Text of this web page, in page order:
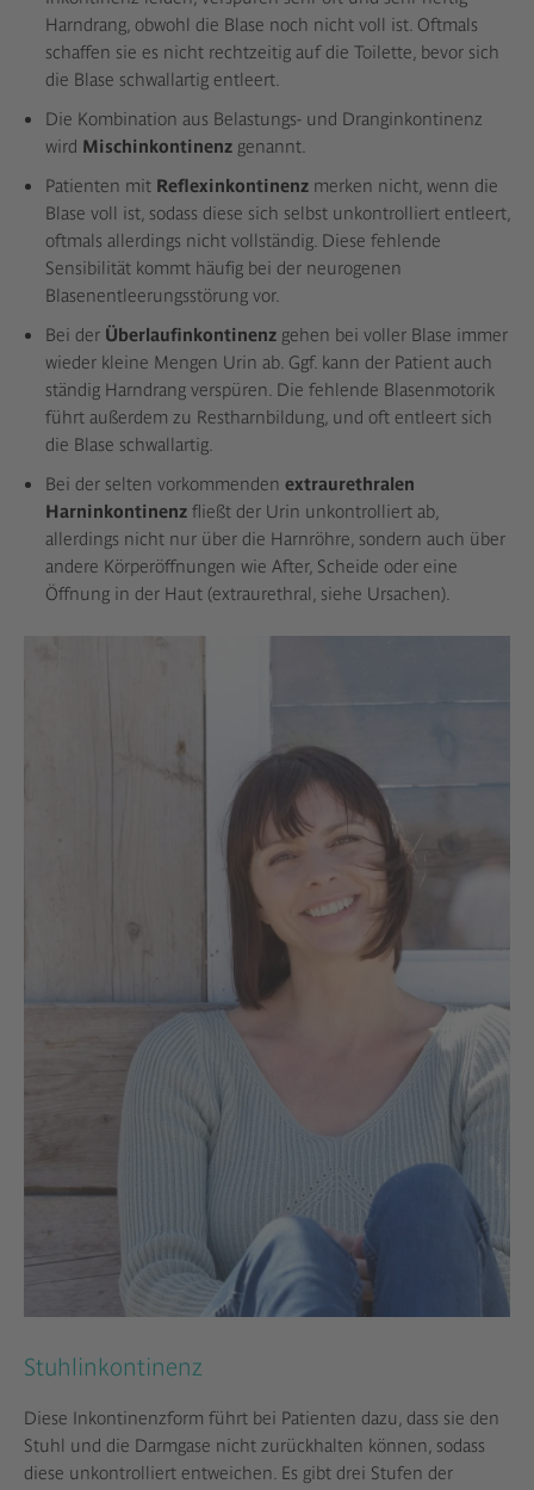
Harndrang, obwohl die Blase noch nicht voll ist. Oftmals
schaffen sie es nicht rechtzeitig auf die Toilette, bevor sich
die Blase schwallartig entleert.
Die Kombination aus Belastungs- und Dranginkontinenz
wird Mischinkontinenz genannt.
Patienten mit Reflexinkontinenz merken nicht, wenn die
Blase voll ist, sodass diese sich selbst unkontrolliert entleert,
oftmals allerdings nicht vollständig. Diese fehlende
Sensibilität kommt häufig bei der neurogenen
Blasenentleerungsstörung vor.
Bei der Überlaufinkontinenz gehen bei voller Blase immer
wieder kleine Mengen Urin ab. Ggf. kann der Patient auch
ständig Harndrang verspüren. Die fehlende Blasenmotorik
führt außerdem zu Restharnbildung, und oft entleert sich
die Blase schwallartig.
Bei der selten vorkommenden extraurethralen
Harninkontinenz fließt der Urin unkontrolliert ab,
allerdings nicht nur über die Harnröhre, sondern auch über
andere Körperöffnungen wie After, Scheide oder eine
Öffnung in der Haut (extraurethral, siehe Ursachen).
Stuhlinkontinenz
Diese Inkontinenzform führt bei Patienten dazu, dass sie den
Stuhl und die Darmgase nicht zurückhalten können, sodass
diese unkontrolliert entweichen. Es gibt drei Stufen der